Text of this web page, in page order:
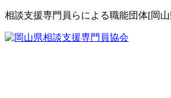
相談支援専門員らによる職能団体[岡